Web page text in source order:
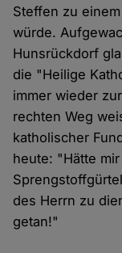
Steffen zu
würde.
Hunsrückdorf
die "Heilige
immer wieder
rechten Weg
katholischer
heute: "Hätte
des Herrn zu
getan!"